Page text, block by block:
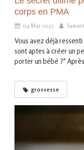
corps en PMA
04 Mar 2025
Vous avez déjà
sont aptes à créer un
porter un bébé ?"
grossesse